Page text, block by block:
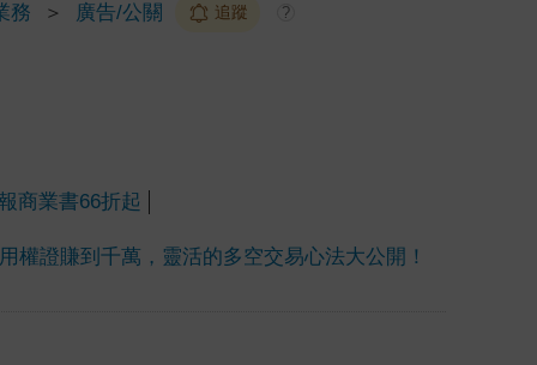
務 ＞ 廣告/公關 追蹤 ?
商業書66折起
權證賺到千萬，靈活的多空交易心法大公開！